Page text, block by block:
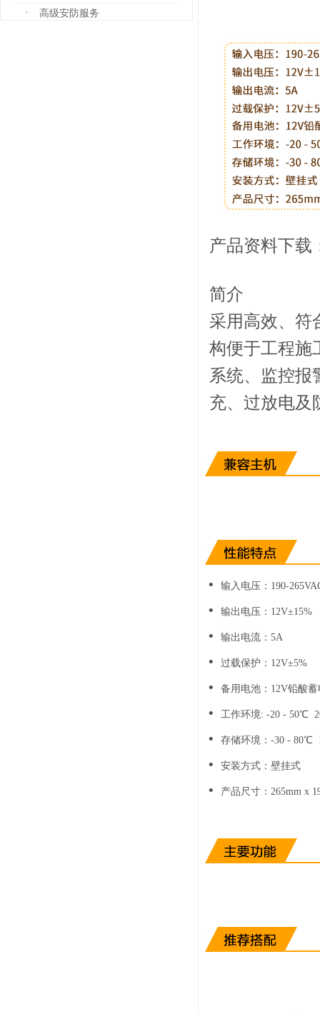
高级安防服务
产品资料下载
简介
采用高效、符
构便于工程施
系统、监控报
充、过放电及
• 输入电压：190-
• 输出电压：12V±15%
• 输出电流：5A
• 过载保护：12V±5%
• 备用电池：12V铅酸蓄
• 工作环境: -20 - 50℃
• 存储环境：-30 - 80℃
• 安装方式：壁挂式
• 产品尺寸：265mm x